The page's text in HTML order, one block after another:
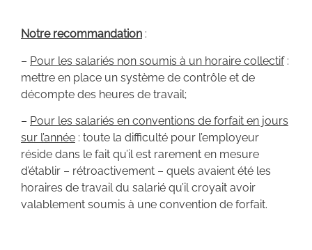
Notre recommandation :
– Pour les salariés non soumis à un horaire collectif:
mettre en place un système de contrôle et de
décompte des heures de travail;
– Pour les salariés en conventions de forfait en jours
sur l’année : toute la difficulté pour l’employeur
réside dans le fait qu’il est rarement en mesure
d’établir – rétroactivement – quels avaient été les
horaires de travail du salarié qu’il croyait avoir
valablement soumis à une convention de forfait.